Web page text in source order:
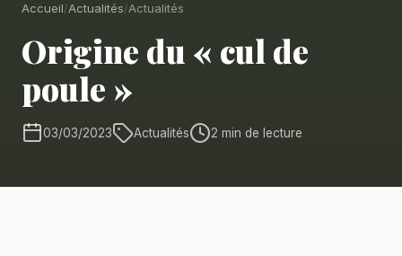
Accueil/Actualités/Actualités
Origine du « cul de
poule »
03/03/2023 Actualités 2 min de lecture